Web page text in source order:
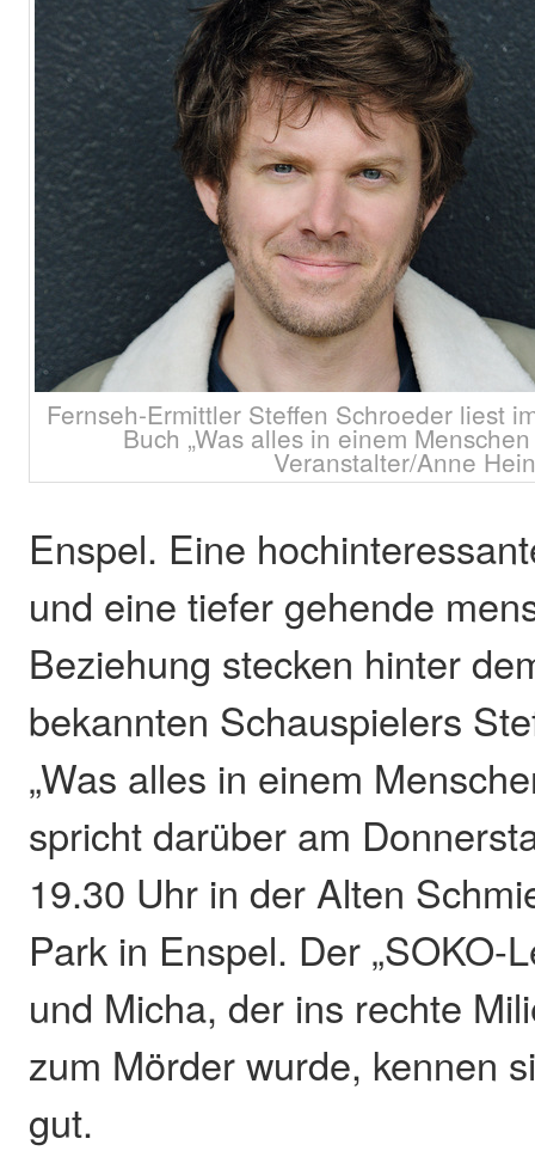
Fernseh-Ermittler Steffen Schroeder liest
Buch „Was alles in einem
Veranstalter/Anne
Enspel. Eine
und eine tiefer gehende
Beziehung stecken hinter
bekannten Schauspielers
„Was alles in einem
spricht darüber am
19.30 Uhr in der Alten
Park in Enspel. Der „SOKO-
und Micha, der ins rechte
zum Mörder wurde, kennen
gut.